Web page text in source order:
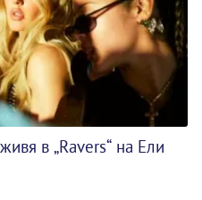
в „Ravers“ на Ели